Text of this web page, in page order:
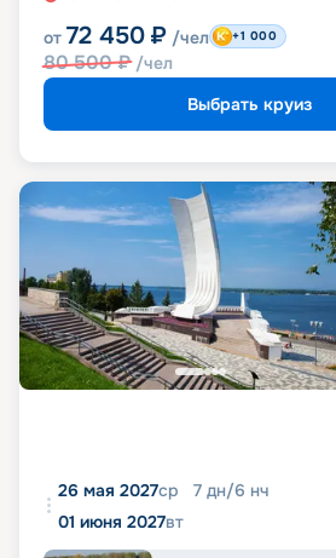
от 72 450 ₽ /чел
80 500₽ /чел
+1 000
Выбрать круиз
26 мая 2027ср 7 дн/6 нч
01 июня 2027вт